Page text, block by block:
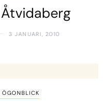
3 JANUARI, 2010